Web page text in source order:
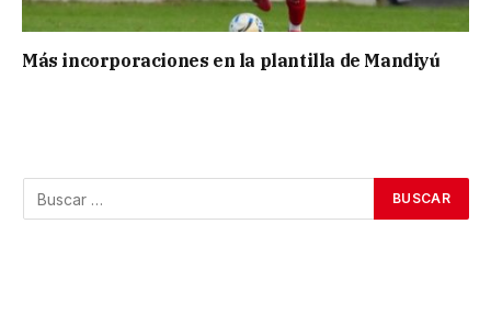
Más incorporaciones en la plantilla de Mandiyú